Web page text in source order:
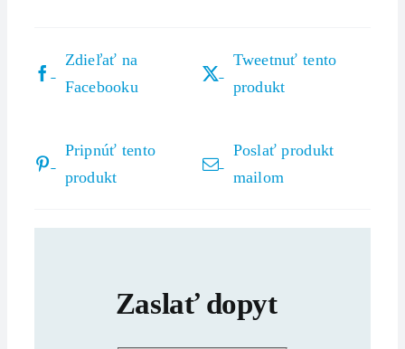
Zdieľať na
Facebooku
Tweetnuť tento
produkt
Pripnúť tento
produkt
Poslať produkt
mailom
Zaslať dopyt